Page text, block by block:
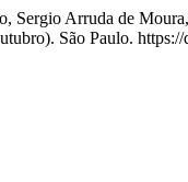
Sergio Arruda de
São Paulo.